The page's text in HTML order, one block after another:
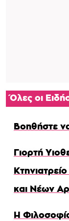
Όλες οι
Βοηθήστε
Γιορτή
και Νέων
Η